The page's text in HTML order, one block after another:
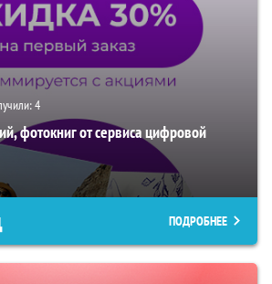
4
фотокниг от сервиса цифровой
ПОДРОБНЕЕ